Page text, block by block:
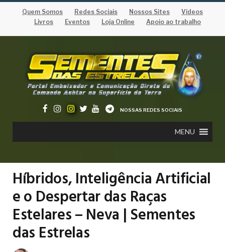
Quem Somos Redes Sociais Nossos Sites
Vídeos
Livros
Eventos Loja Online Apoio ao trabalho
NOSSAS REDES SOCIAIS
MENU
Híbridos, Inteligência Artificial
e o Despertar das Raças
Estelares – Neva | Sementes
das Estrelas